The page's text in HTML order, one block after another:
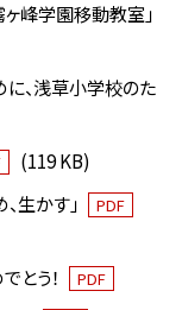
峰学園移動教室」
に、浅草小学校のた
(119 KB)
生かす」
PDF
とう！
PDF